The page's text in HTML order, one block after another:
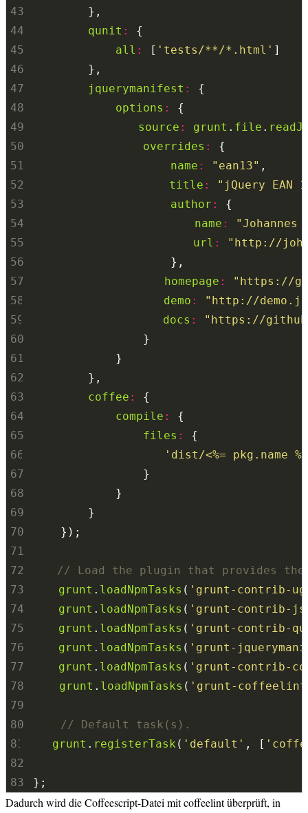
43
44
qunit :
45
all : [ 'tests/**/*.html'
46
47
jquerymanifest :
48
options :
49
source : grunt . file .
50
overrides :
51
name : "ean13"
52
title :
"jQuery EAN
53
author :
54
name :
55
url :
"http://
56
57
homepage :
"https://
58
demo :
"http://
59
docs :
"https://
60
61
62
63
coffee :
64
compile :
65
files :
66
'dist/<%= pkg.name
67
68
69
70
71
72
73
grunt . loadNpmTasks ( 'grunt-contrib-
74
grunt . loadNpmTasks ( 'grunt-contrib-
75
grunt . loadNpmTasks ( 'grunt-contrib-
76
grunt . loadNpmTasks ( 'grunt-
77
grunt . loadNpmTasks ( 'grunt-contrib-
78
grunt . loadNpmTasks ( 'grunt-
79
80
81
grunt . registerTask ( 'default' , [
82
83
};
Dadurch wird die Coffeescript-Datei mit coffeelint überprüft, in